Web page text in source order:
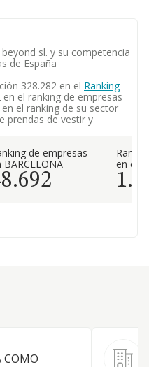
sl. y su competencia
de España
328.282 en el Ranking
en el ranking de empresas
el ranking de su sector
prendas de vestir y
de empresas
BARCELONA
en el
COMO